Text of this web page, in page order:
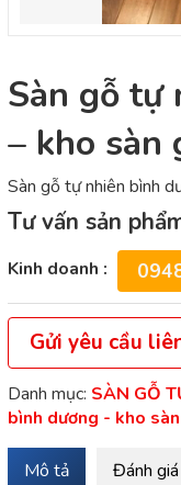
Sàn gỗ tự
– kho sàn
Sàn gỗ tự nhiên bình
Tư vấn sản
Kinh doanh :
Gửi yêu cầu
Danh mục: SÀN GỖ
bình dương - kho
Mô tả Đánh